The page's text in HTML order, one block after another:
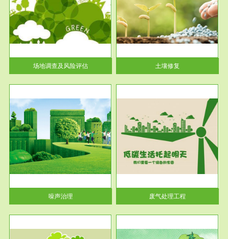
场地调查及风险评估
土壤修复
土壤修复
噪声治理
服务范围
废气处理工程
废气处理工程